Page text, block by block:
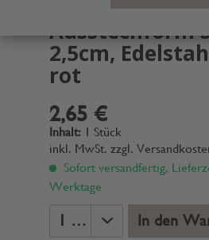
Ausstechform
2,5cm,
rot
2,65 €
Inhalt: 1 Stück
inkl. MwSt. zzgl.
Sofort versandfertig,
Werktage
In den